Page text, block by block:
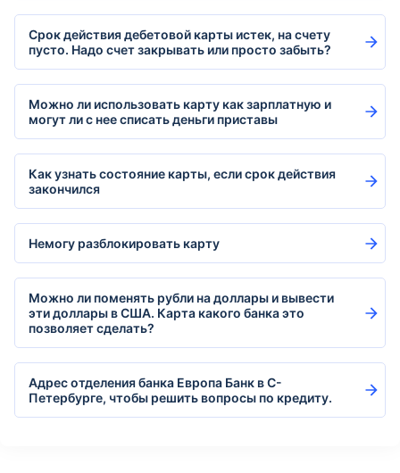
Срок действия дебетовой карты истек, на счету
пусто. Надо счет закрывать или просто забыть?
Можно ли использовать карту как зарплатную и
могут ли с нее списать деньги приставы
Как узнать состояние карты, если срок действия
закончился
Немогу разблокировать карту
Можно ли поменять рубли на доллары и вывести
эти доллары в США. Карта какого банка это
позволяет сделать?
Адрес отделения банка Европа Банк в С-
Петербурге, чтобы решить вопросы по кредиту.